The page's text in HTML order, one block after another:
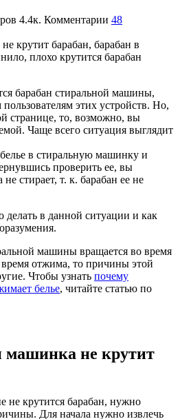
4.4к. Комментарии 48
крутит барабан, барабан в
плохо крутится барабан
барабан стиральной машины,
этих устройств. Но,
странице, то, возможно, вы
Чаще всего ситуация выглядит
в стиральную машинку и
проверить ее, вы
стирает, т. к. барабан ее не
делать в данной ситуации и как
машины вращается во время
время отжима, то причины этой
Чтобы узнать почему
белье, читайте статью по
машинка не крутит
не крутится барабан, нужно
Для начала нужно извлечь